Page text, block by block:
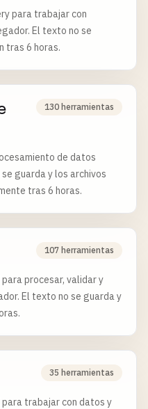
para trabajar con
El texto no se
tras 6 horas.
130 herramientas
de datos
guarda y los archivos
tras 6 horas.
107 herramientas
procesar, validar y
El texto no se guarda y
35 herramientas
trabajar con datos y